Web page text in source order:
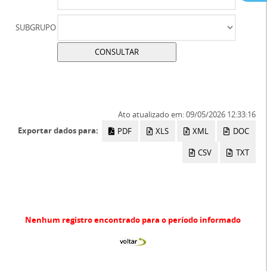
SUBGRUPO
Ato atualizado em: 09/05/2026 12:33:16
PDF XLS XML DOC
CSV TXT
Nenhum registro encontrado para o período informado